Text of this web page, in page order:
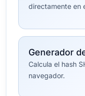
directamente en
Generador
Calcula el hash
navegador.